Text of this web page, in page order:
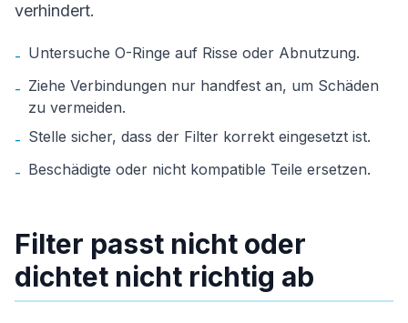
verhindert.
- Untersuche O-Ringe auf Risse oder Abnutzung.
- Ziehe Verbindungen nur handfest an, um Schäden
zu vermeiden.
- Stelle sicher, dass der Filter korrekt eingesetzt ist.
- Beschädigte oder nicht kompatible Teile ersetzen.
Filter passt nicht oder
dichtet nicht richtig ab